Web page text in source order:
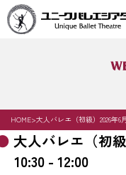
HOME>大人バレエ（初級）2026年6
大人バレエ（初
10:30 - 12:00